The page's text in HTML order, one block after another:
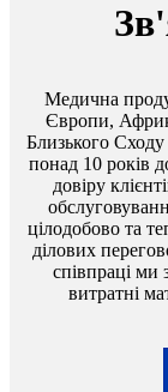
Медична
Європи,
Близького
понад 10 років
довіру
цілодобово та
ділових
співпраці ми
витратні